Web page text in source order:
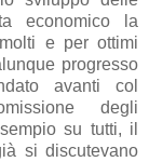
economico la
e per ottimi
progresso
avanti col
degli
su tutti, il
si discutevano